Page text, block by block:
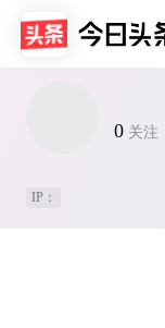
0 关注
IP：